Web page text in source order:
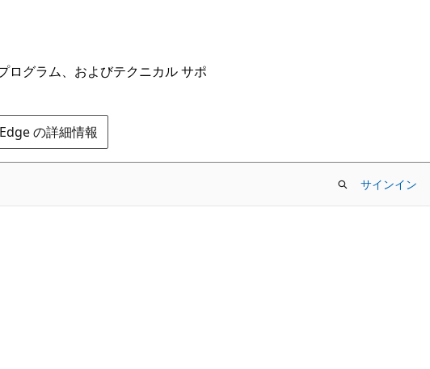
グラム、およびテクニカル サポ
の詳細情報
サインイン